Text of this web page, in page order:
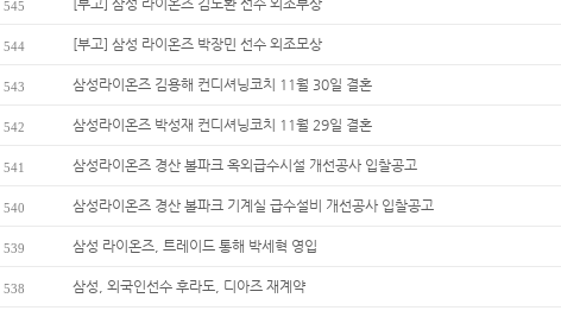
545 [부고] 삼성 라이온즈 김도환 선수 외조부상
544 [부고] 삼성 라이온즈 박장민 선수 외조모상
543 삼성라이온즈 김용해 컨디셔닝코치 11월 30일 결혼
542 삼성라이온즈 박성재 컨디셔닝코치 11월 29일 결혼
541 삼성라이온즈 경산 볼파크 옥외급수시설 개선공사 입찰공고
540 삼성라이온즈 경산 볼파크 기계실 급수설비 개선공사 입찰공고
539 삼성 라이온즈, 트레이드 통해 박세혁 영입
538 삼성, 외국인선수 후라도, 디아즈 재계약